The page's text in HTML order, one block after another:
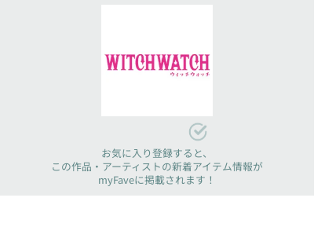
お気に入り登録すると、
この作品・アーティストの新着アイテム情報が
myFaveに掲載されます！